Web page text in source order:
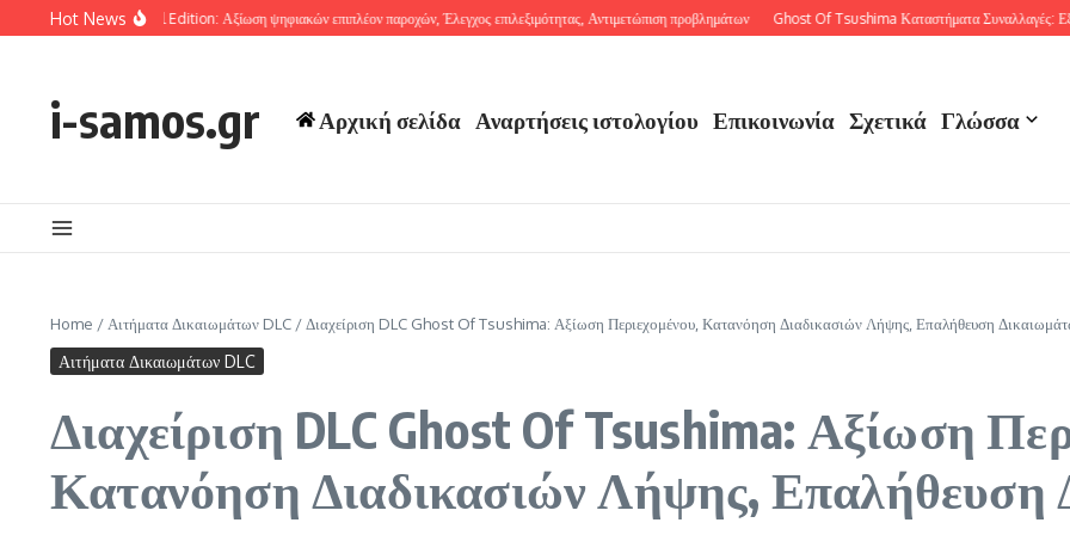
Skip to content
Hot News
Special Edition: Αξίωση ψηφιακών επιπλέον παροχών, Έλεγχος επιλεξιμότητας, Αντιμετώπιση προβλημάτων Ghost Of Tsushima Καταστήματα Συναλλαγές:
i-samos.gr Αρχική σελίδα Αναρτήσεις ιστολογίου Επικοινωνία Σχετικά Γλώσσα
Home / Αιτήματα Δικαιωμάτων DLC / Διαχείριση DLC Ghost Of Tsushima: Αξίωση Περιεχομένου, Κατανόηση Διαδικασιών Λήψης, Επαλήθευση
Αιτήματα Δικαιωμάτων DLC
Διαχείριση DLC Ghost Of Tsushima: Αξίωση
Κατανόηση Διαδικασιών Λήψης, Επαλήθευση